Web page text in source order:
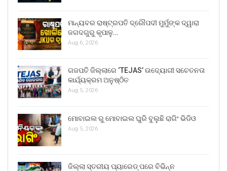
ମାନ୍ୟବର ରାଷ୍ଟ୍ରପତି ଦ୍ରୌପଦୀ ମୁର୍ମୁଙ୍କ ଦ୍ୱାରା
ଜଗଦଗୁରୁ କୃପାଳୁ…
Aug 6, 2026
ଗଜପତି ଜିଲ୍ଲାରେ ‘TEJAS’ ଉଦ୍ୟୋଗୀ ସଚେତନତା
କାର୍ଯ୍ୟକ୍ରମ ଅନୁଷ୍ଠିତ
Aug 5, 2026
ମୋବାଇଲ ରୁ ମୋବାଇଲ ଘୁରି ବୁଲୁଛି ରାଗିଂ ଭିଡିଓ
Aug 5, 2026
ଜିଲ୍ଲା ସ୍ତରୀୟ ପ୍ୟାରେଡ୍ ପରେ ବିଭିନ୍ନ